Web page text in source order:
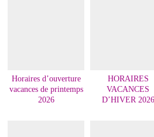
Horaires d’ouverture
vacances de printemps
2026
HORAIRES
VACANCES
D’HIVER 2026